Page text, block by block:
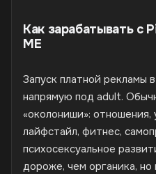
Как зарабатывать с
ME
Запуск платной рекламы
напрямую под adult.
«околониши»: отношения,
лайфстайл, фитнес,
психосексуальное
дороже, чем органика, но